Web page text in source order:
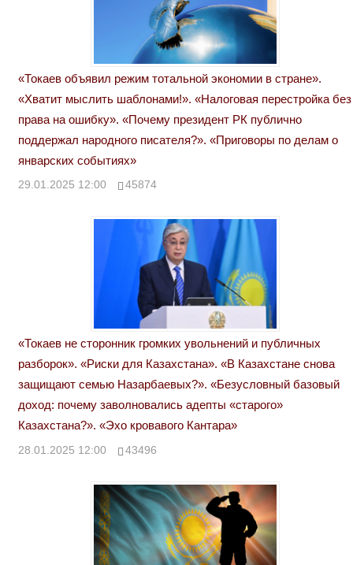
«Токаев объявил режим тотальной экономии в стране».
«Хватит мыслить шаблонами!». «Налоговая перестройка без
права на ошибку». «Почему президент РК публично
поддержал народного писателя?». «Приговоры по делам о
январских событиях»
29.01.2025 12:00 45874
«Токаев не сторонник громких увольнений и публичных
разборок». «Риски для Казахстана». «В Казахстане снова
защищают семью Назарбаевых?». «Безусловный базовый
доход: почему заволновались адепты «старого»
Казахстана?». «Эхо кровавого Кантара»
28.01.2025 12:00 43496